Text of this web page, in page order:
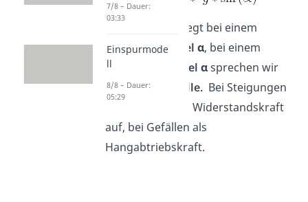
liegt bei einem
positiven Winkel α, bei einem
negativen Winkel αsprechen wir
von einem
Gefälle.Bei Steigungen
tritt die Kraft als Widerstandskraft
auf, bei Gefällen als
Hangabtriebskraft.
7/8 – Dauer:
03:33
Einspurmode
ll
8/8 – Dauer:
05:29